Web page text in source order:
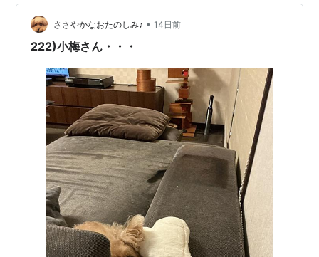
いね。
ささやかなおたのしみ♪ • 14日前
222)小梅さん・・・